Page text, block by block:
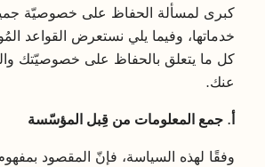
كبرى لمسألة الحفاظ على خصوصيّة
خدماتها، وفيما يلي نستعرض القواعد
كل ما يتعلق بالحفاظ على خصوصيّتك
عنك.
أ. جمع المعلومات من قِبل المؤسّسة
وفقًا لهذه السياسة، فإنّ المقصود